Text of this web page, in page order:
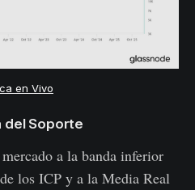
en Vivo
del Soporte
a la banda inferior
los ICP y a la Media Real